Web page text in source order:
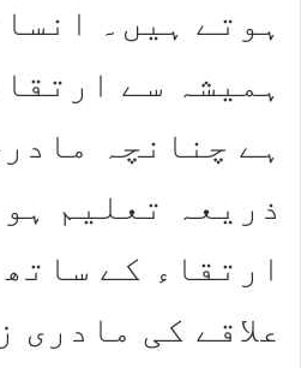
ہوتے ہیں۔
ہمیشہ سے
ہے چنانچہ
ذریعہ تعلیم
ارتقاء کے
علاقے کی مادری